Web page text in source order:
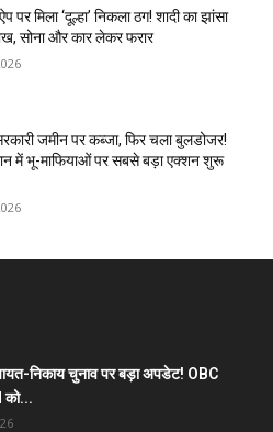
पर मिला ‘दूल्हा’ निकला ठग! शादी का झांसा
सोना और कार लेकर फरार
जमीन पर कब्जा, फिर चला बुलडोजर!
में भू-माफियाओं पर सबसे बड़ा एक्शन शुरू
निकाय चुनाव पर बड़ा अपडेट! OBC
को...